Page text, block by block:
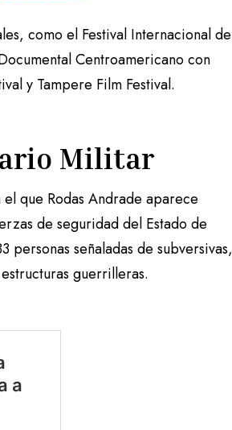
como el Festival Internacional de
Centroamericano con
y Tampere Film Festival.
Militar
que Rodas Andrade aparece
de seguridad del Estado de
señaladas de subversivas,
guerrilleras.